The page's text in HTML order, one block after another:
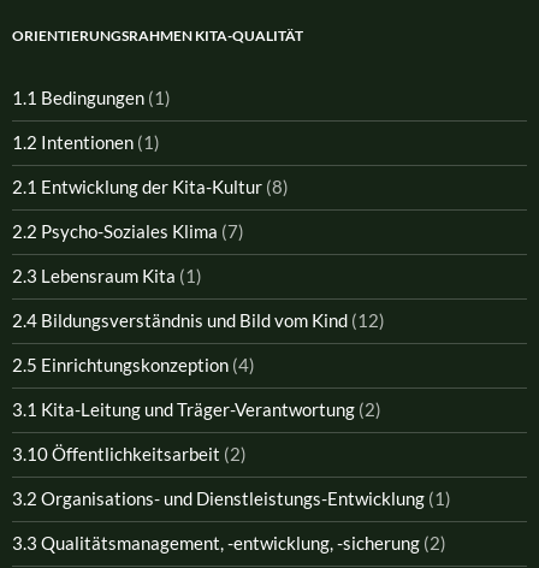
ORIENTIERUNGSRAHMEN KITA-QUALITÄT
1.1 Bedingungen (1)
1.2 Intentionen (1)
2.1 Entwicklung der Kita-Kultur (8)
2.2 Psycho-Soziales Klima (7)
2.3 Lebensraum Kita (1)
2.4 Bildungsverständnis und Bild vom Kind (12)
2.5 Einrichtungskonzeption (4)
3.1 Kita-Leitung und Träger-Verantwortung (2)
3.10 Öffentlichkeitsarbeit (2)
3.2 Organisations- und Dienstleistungs-Entwicklung (1)
3.3 Qualitätsmanagement, -entwicklung, -sicherung (2)